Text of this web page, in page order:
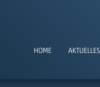
HOME